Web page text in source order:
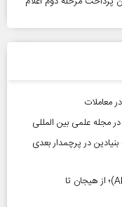
معاملات
مجله علمی بین المللی
بنیادین در پرچمدار بعدی
رشد خیره‌کننده بازار توکن‌های هوش مصنوعی (AI)؛ از هیجان تا